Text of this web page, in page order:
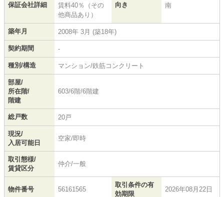
保証会社詳細
賃料40％（その
他商品あり）
向き 南
築年月 2008年 3月 (築18年)
契約期間 -
種別/構造 マンション/鉄筋コンクリート
部屋/
所在階/
階建
603/6階/6階建
総戸数 20戸
現況/
入居可能日
空家/即時
取引態様/
賃貸区分
仲介/一般
物件番号 56161565
取引条件の有
効期限
2026年08月22日